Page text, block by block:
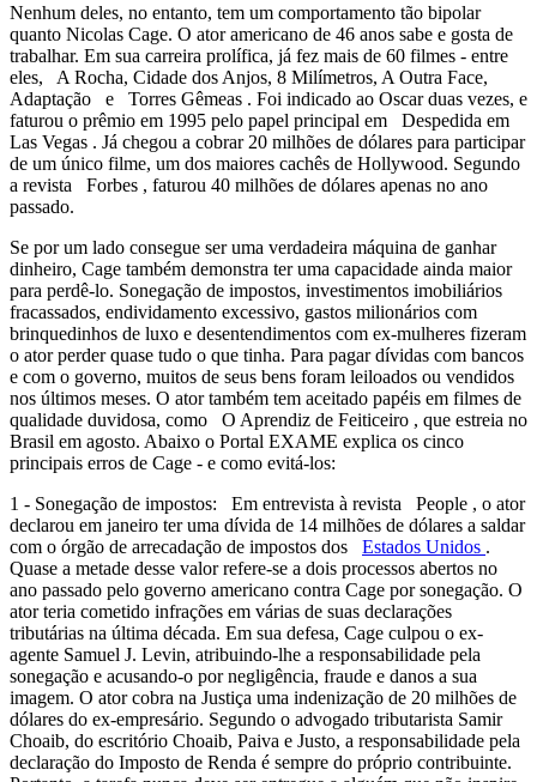
Nenhum deles, no entanto, tem um comportamento tão bipolar
quanto Nicolas Cage. O ator americano de 46 anos sabe e gosta de
trabalhar. Em sua carreira prolífica, já fez mais de 60 filmes - entre
eles, A Rocha, Cidade dos Anjos, 8 Milímetros, A Outra Face,
Adaptação e Torres Gêmeas . Foi indicado ao Oscar duas vezes, e
faturou o prêmio em 1995 pelo papel principal em Despedida em
Las Vegas . Já chegou a cobrar 20 milhões de dólares para participar
de um único filme, um dos maiores cachês de Hollywood. Segundo
a revista Forbes , faturou 40 milhões de dólares apenas no ano
passado.
Se por um lado consegue ser uma verdadeira máquina de ganhar
dinheiro, Cage também demonstra ter uma capacidade ainda maior
para perdê-lo. Sonegação de impostos, investimentos imobiliários
fracassados, endividamento excessivo, gastos milionários com
brinquedinhos de luxo e desentendimentos com ex-mulheres fizeram
o ator perder quase tudo o que tinha. Para pagar dívidas com bancos
e com o governo, muitos de seus bens foram leiloados ou vendidos
nos últimos meses. O ator também tem aceitado papéis em filmes de
qualidade duvidosa, como O Aprendiz de Feiticeiro , que estreia no
Brasil em agosto. Abaixo o Portal EXAME explica os cinco
principais erros de Cage - e como evitá-los:
1 - Sonegação de impostos: Em entrevista à revista People , o ator
declarou em janeiro ter uma dívida de 14 milhões de dólares a saldar
com o órgão de arrecadação de impostos dos Estados Unidos .
Quase a metade desse valor refere-se a dois processos abertos no
ano passado pelo governo americano contra Cage por sonegação. O
ator teria cometido infrações em várias de suas declarações
tributárias na última década. Em sua defesa, Cage culpou o ex-
agente Samuel J. Levin, atribuindo-lhe a responsabilidade pela
sonegação e acusando-o por negligência, fraude e danos a sua
imagem. O ator cobra na Justiça uma indenização de 20 milhões de
dólares do ex-empresário. Segundo o advogado tributarista Samir
Choaib, do escritório Choaib, Paiva e Justo, a responsabilidade pela
declaração do Imposto de Renda é sempre do próprio contribuinte.